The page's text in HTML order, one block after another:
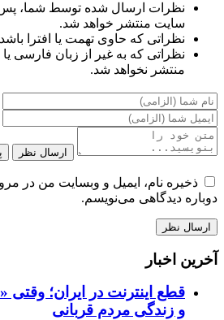
نظرات ارسال شده توسط شما، پس
سایت منتشر خواهد شد.
نظراتی که حاوی تهمت یا افترا
نظراتی که به غیر از زبان فارسی
منتشر نخواهد شد.
ارسال نظر
ذخیره نام، ایمیل و وبسایت من در
دوباره دیدگاهی می‌نویسم.
آخرین اخبار
قطع اینترنت در ایران؛ وقتی
و زندگی مردم قربانی